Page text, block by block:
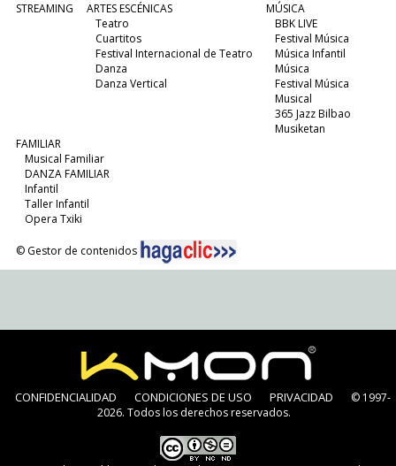
STREAMING
ARTES ESCÉNICAS
Teatro
Cuartitos
Festival Internacional de Teatro
Danza
Danza Vertical
MÚSICA
BBK LIVE
Festival Música
Música Infantil
Música
Festival Música
Musical
365 Jazz Bilbao
Musiketan
FAMILIAR
Musical Familiar
DANZA FAMILIAR
Infantil
Taller Infantil
Opera Txiki
© Gestor de contenidos
CONFIDENCIALIDAD CONDICIONES DE USO PRIVACIDAD
© 1997-
2026. Todos los derechos reservados.